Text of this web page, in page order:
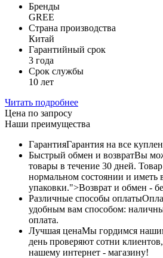
Бренды
GREE
Страна производства
Китай
Гарантийный срок
3 года
Срок службы
10 лет
Читать подробнее
Цена по запросу
Наши преимущества
ГарантияГарантия на все
Быстрый обмен и возвратВы
товары в течение 30 дней.
нормальном состоянии и иметь
упаковки.">Возврат и обмен -
Различные способы оплаты
удобным вам способом:
оплата.
Лучшая ценаМы гордимся
день проверяют сотни
нашему интернет - магазину!